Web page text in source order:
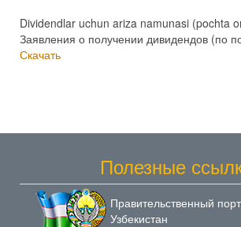
Dividendlar uchun ariza namunasi (pochta
Заявления о получении дивидендов (по
Скачать
Полезные
Правительственный
Узбекистан